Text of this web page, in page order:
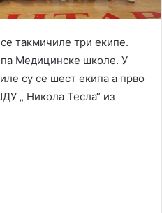
такмичиле три екипе.
Медицинске школе. У
су се шест екипа а прво
„ Никола Тесла“ из